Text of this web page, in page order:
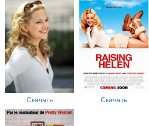
Скачать Скачать